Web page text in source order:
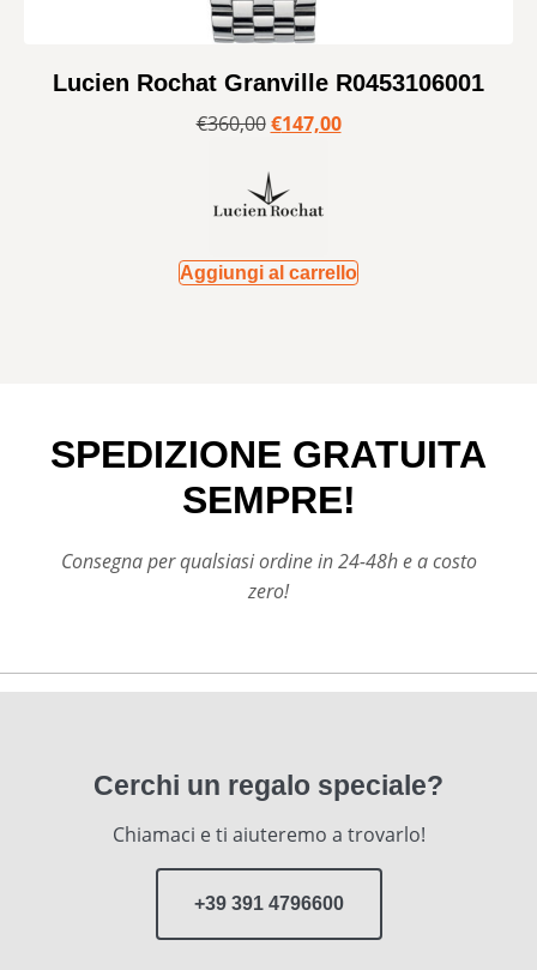
Lucien Rochat Granville R0453106001
€360,00 €147,00
Aggiungi al carrello
SPEDIZIONE GRATUITA
SEMPRE!
Consegna per qualsiasi ordine in 24-48h e a costo
zero!
Cerchi un regalo speciale?
Chiamaci e ti aiuteremo a trovarlo!
+39 391 4796600